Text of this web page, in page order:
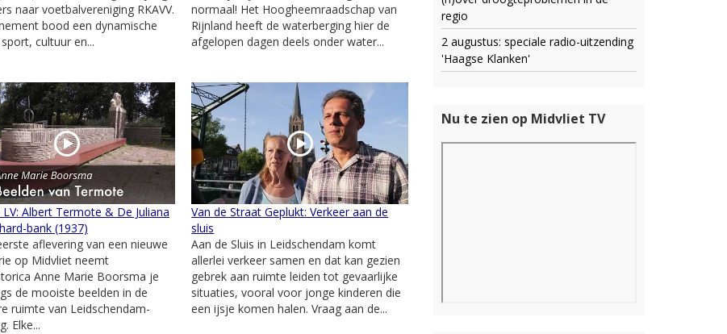
naar voetbalvereniging RKAVV.
bood een dynamische
cultuur en...
normaal! Het Hoogheemraadschap van
Rijnland heeft de waterberging hier de
afgelopen dagen deels onder water...
LV: Albert Termote & De Juliana
bank (1937)
aflevering van een nieuwe
op Midvliet neemt
Anne Marie Boorsma je
de mooiste beelden in de
ruimte van Leidschendam-
Elke...
Van de Straat Geplukt: Verkeer aan de
sluis
Aan de Sluis in Leidschendam komt
allerlei verkeer samen en dat kan gezien
gebrek aan ruimte leiden tot gevaarlijke
situaties, vooral voor jonge kinderen die
een ijsje komen halen. Vraag aan de...
regio
2 augustus: speciale radio-uitzending
'Haagse Klanken'
Nu te zien op Midvliet TV